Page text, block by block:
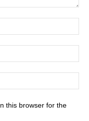
this browser for the